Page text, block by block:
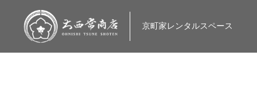
大西常商店京町家レンタルスペース